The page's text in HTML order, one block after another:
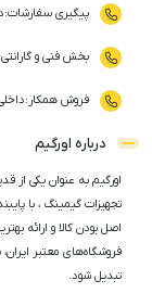
پیگیری سفارشات:
بخش فنی و گارانتی
فروش همکار :داخلی
درباره اورگیم
تجهیزات گیمینگ ، با
اصل‌ بودن کالا و ارائه
فروشگاه‌های معتبر
تبدیل شود.